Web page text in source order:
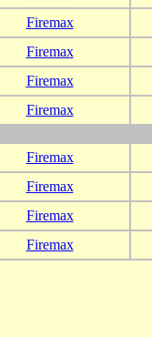
Firemax
Firemax
Firemax
Firemax
Firemax
Firemax
Firemax
Firemax